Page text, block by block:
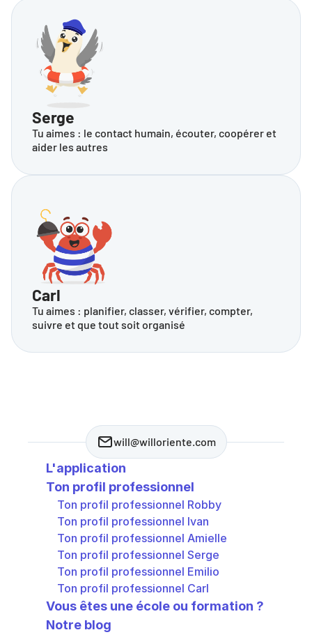
Serge
Tu aimes : le contact humain, écouter, coopérer et
aider les autres
Carl
Tu aimes : planifier, classer, vérifier, compter,
suivre et que tout soit organisé
will@willoriente.com
L'application
Ton profil professionnel
Ton profil professionnel Robby
Ton profil professionnel Ivan
Ton profil professionnel Amielle
Ton profil professionnel Serge
Ton profil professionnel Emilio
Ton profil professionnel Carl
Vous êtes une école ou formation ?
Notre blog